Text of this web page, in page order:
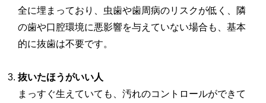
全に埋まっており、虫歯や歯周病のリスクが低く、隣
の歯や口腔環境に悪影響を与えていない場合も、基本
的に抜歯は不要です。
抜いたほうがいい人
まっすぐ生えていても、汚れのコントロールができて